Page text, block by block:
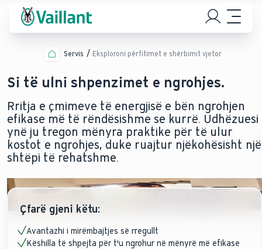
Servis Eksploroni përfitimet e shërbimit vjetor
Si të ulni shpenzimet e ngrohjes.
Rritja e çmimeve të energjisë e bën ngrohjen
efikase më të rëndësishme se kurrë. Udhëzuesi
ynë ju tregon mënyra praktike për të ulur
kostot e ngrohjes, duke ruajtur njëkohësisht një
shtëpi të rehatshme.
Çfarë gjeni këtu:
Avantazhi i mirëmbajtjes së rregullt
Këshilla të shpejta për t'u ngrohur në mënyrë më efikase